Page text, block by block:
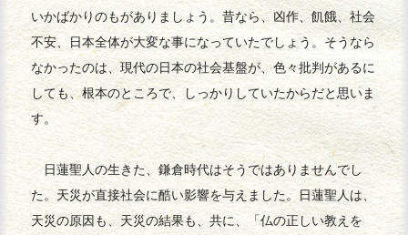
いかばかりのもがありましょう。昔なら、凶作、飢餓、社会
不安、日本全体が大変な事になっていたでしょう。そうなら
なかったのは、現代の日本の社会基盤が、色々批判があるに
しても、根本のところで、しっかりしていたからだと思いま
す。
日蓮聖人の生きた、鎌倉時代はそうではありませんでし
た。天災が直接社会に酷い影響を与えました。日蓮聖人は、
天災の原因も、天災の結果も、共に、「仏の正しい教えを